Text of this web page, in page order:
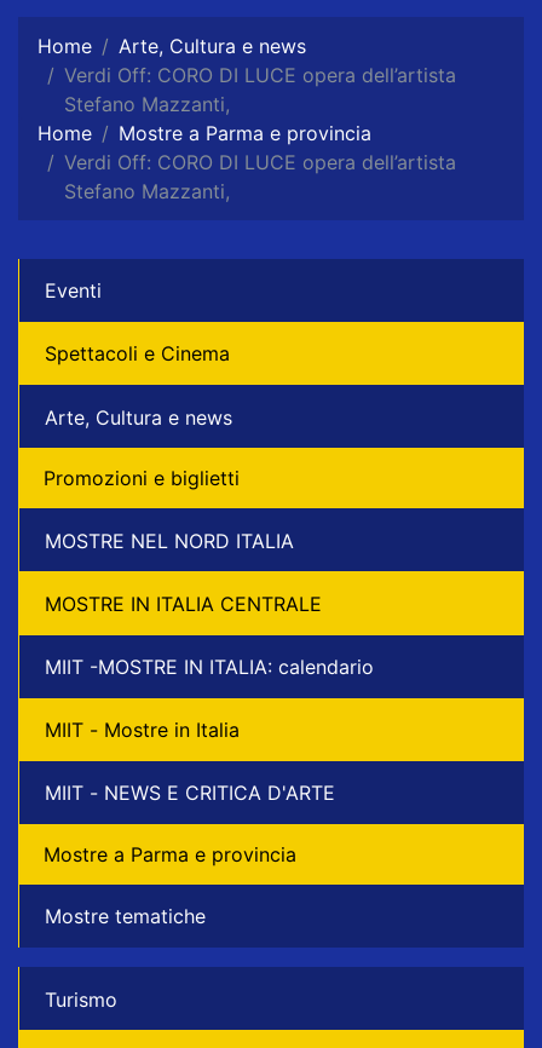
Home
Arte, Cultura e news
Verdi Off: CORO DI LUCE opera dell’artista
Stefano Mazzanti,
Home
Mostre a Parma e provincia
Verdi Off: CORO DI LUCE opera dell’artista
Stefano Mazzanti,
Eventi
Spettacoli e Cinema
Arte, Cultura e news
Promozioni e biglietti
MOSTRE NEL NORD ITALIA
MOSTRE IN ITALIA CENTRALE
MIIT -MOSTRE IN ITALIA: calendario
MIIT - Mostre in Italia
MIIT - NEWS E CRITICA D'ARTE
Mostre a Parma e provincia
Mostre tematiche
Turismo